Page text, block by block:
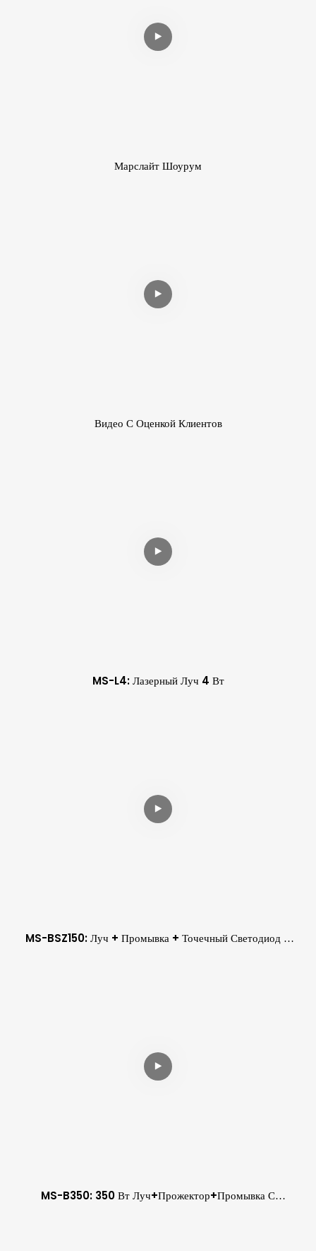
Марслайт Шоурум
Видео С Оценкой Клиентов
MS-L4: Лазерный Луч 4 Вт
MS-BSZ150: Луч + Промывка + Точечный Светодиод С
MS-B350: 350 Вт Луч+прожектор+промывка С